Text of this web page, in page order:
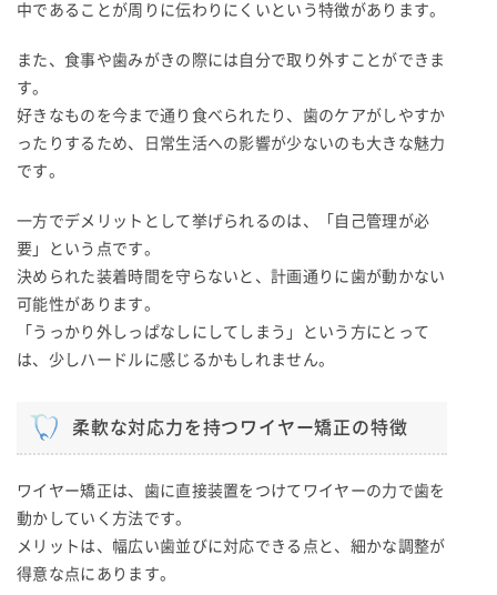
中であることが周りに伝わりにくいという特徴があります。
また、食事や歯みがきの際には自分で取り外すことができま
す。
好きなものを今まで通り食べられたり、歯のケアがしやすか
ったりするため、日常生活への影響が少ないのも大きな魅力
です。
一方でデメリットとして挙げられるのは、「自己管理が必
要」という点です。
決められた装着時間を守らないと、計画通りに歯が動かない
可能性があります。
「うっかり外しっぱなしにしてしまう」という方にとって
は、少しハードルに感じるかもしれません。
柔軟な対応力を持つワイヤー矯正の特徴
ワイヤー矯正は、歯に直接装置をつけてワイヤーの力で歯を
動かしていく方法です。
メリットは、幅広い歯並びに対応できる点と、細かな調整が
得意な点にあります。